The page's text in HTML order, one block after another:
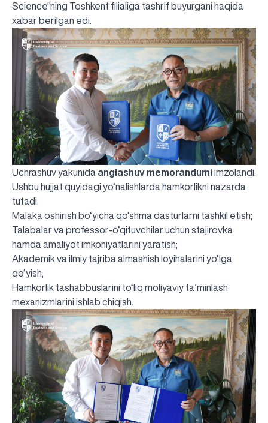
Science"ning Toshkent filialiga tashrif buyurgani haqida
xabar berilgan edi
Uchrashuv yakunida anglashuv memorandumi imzolandi.
Ushbu hujjat quyidagi yo‘nalishlarda hamkorlikni nazarda
tutadi:
Malaka oshirish bo‘yicha qo‘shma dasturlarni tashkil etish;
Talabalar va professor-o‘qituvchilar uchun stajirovka
hamda amaliyot imkoniyatlarini yaratish;
Akademik va ilmiy tajriba almashish loyihalarini yo‘lga
qo‘yish;
Hamkorlik tashabbuslarini to‘liq moliyaviy ta’minlash
mexanizmlarini ishlab chiqish.